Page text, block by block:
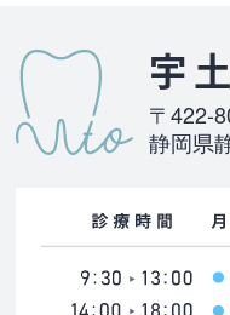
宇
〒422-
静岡県